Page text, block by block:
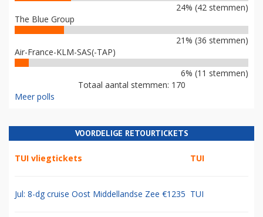
24% (42 stemmen)
The Blue Group
21% (36 stemmen)
Air-France-KLM-SAS(-TAP)
6% (11 stemmen)
Totaal aantal stemmen: 170
Meer polls
VOORDELIGE RETOURTICKETS
TUI vliegtickets TUI
Jul: 8-dg cruise Oost Middellandse Zee €1235 TUI